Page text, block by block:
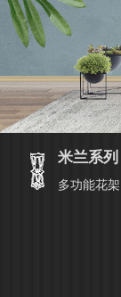
米兰系列
多功能花架